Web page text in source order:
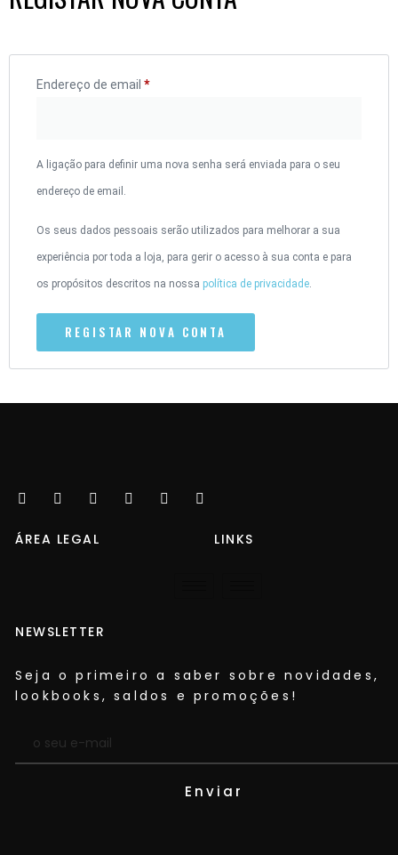
Endereço de email *
A ligação para definir uma nova senha será enviada para o seu
endereço de email.
Os seus dados pessoais serão utilizados para melhorar a sua
experiência por toda a loja, para gerir o acesso à sua conta e para
os propósitos descritos na nossa política de privacidade.
REGISTAR NOVA CONTA
ÁREA LEGAL LINKS
NEWSLETTER
Seja o primeiro a saber sobre novidades,
lookbooks, saldos e promoções!​
Enviar